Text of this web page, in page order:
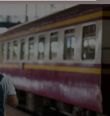
escolhas serão
e não
Seus dados
fins de rastreamento
não ser rastreado.
os
do